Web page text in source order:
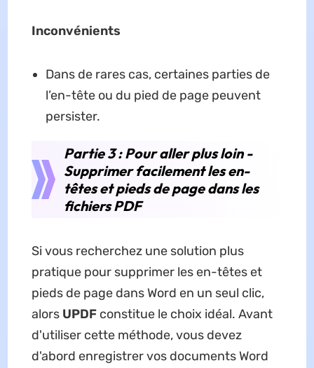
Inconvénients
Dans de rares cas, certaines parties de
l’en-tête ou du pied de page peuvent
persister.
Partie 3 : Pour aller plus loin -
Supprimer facilement les en-
têtes et pieds de page dans les
fichiers PDF
Si vous recherchez une solution plus
pratique pour supprimer les en-têtes et
pieds de page dans Word en un seul clic,
alors UPDFconstitue le choix idéal. Avant
d'utiliser cette méthode, vous devez
d'abord enregistrer vos documents Word